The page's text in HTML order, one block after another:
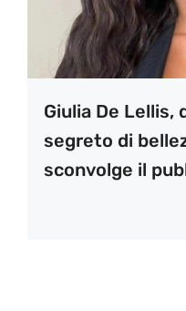
Giulia De Lellis,
segreto di
sconvolge il